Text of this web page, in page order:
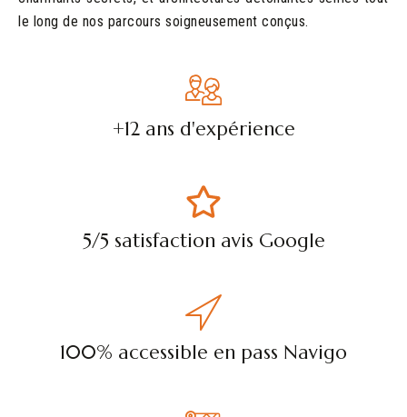
le long de nos parcours soigneusement conçus.
+12 ans d'expérience
5/5 satisfaction avis Google
100% accessible en pass Navigo